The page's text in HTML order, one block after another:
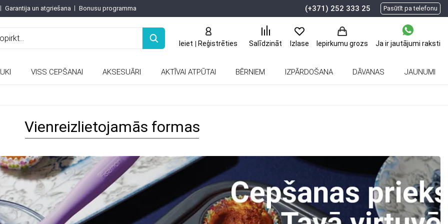
Garantija un atgriešana Bonusu programma (+371) 252 333 25 Pasūtīt pa telefonu
Ieiet Reģistrēties Salīdzināt Izlase Iepirkumu grozs Ja ir jautājumi raksti
VISS CEPŠANAI AKSESUĀRI AKTĪVAI ATPŪTAI BĒRNIEM IZPĀRDOŠANA DĀVANAS JAUNUMI
Vienreizlietojamās formas